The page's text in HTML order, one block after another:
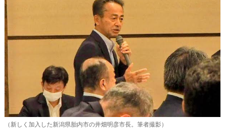
（新しく加入した新潟県胎内市の井畑明彦市長。筆者撮影）